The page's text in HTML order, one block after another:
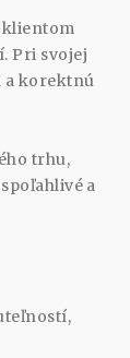
klientom
Pri svojej
a korektnú
trhu,
a